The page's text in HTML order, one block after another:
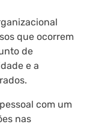
que ocorrem
de
e a
com um
nas